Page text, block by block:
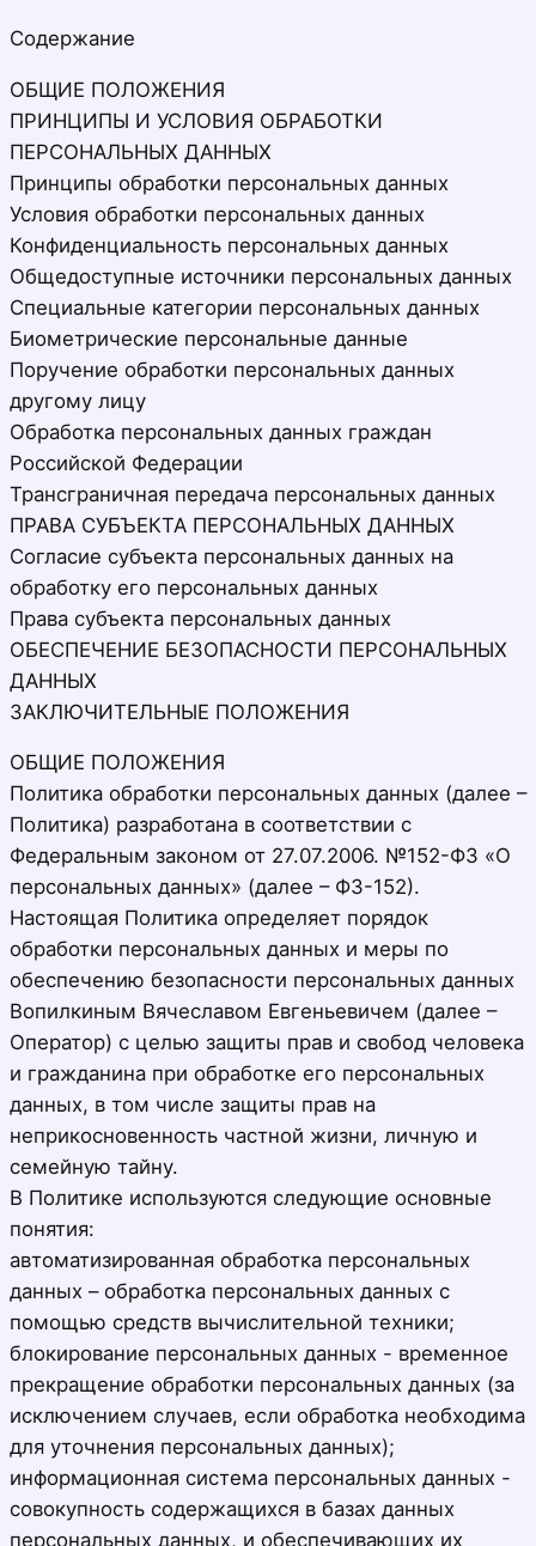
Содержание
ОБЩИЕ ПОЛОЖЕНИЯ
ПРИНЦИПЫ И УСЛОВИЯ ОБРАБОТКИ
ПЕРСОНАЛЬНЫХ ДАННЫХ
Принципы обработки персональных данных
Условия обработки персональных данных
Конфиденциальность персональных данных
Общедоступные источники персональных данных
Специальные категории персональных данных
Биометрические персональные данные
Поручение обработки персональных данных
другому лицу
Обработка персональных данных граждан
Российской Федерации
Трансграничная передача персональных данных
ПРАВА СУБЪЕКТА ПЕРСОНАЛЬНЫХ ДАННЫХ
Согласие субъекта персональных данных на
обработку его персональных данных
Права субъекта персональных данных
ОБЕСПЕЧЕНИЕ БЕЗОПАСНОСТИ ПЕРСОНАЛЬНЫХ
ДАННЫХ
ЗАКЛЮЧИТЕЛЬНЫЕ ПОЛОЖЕНИЯ
ОБЩИЕ ПОЛОЖЕНИЯ
Политика обработки персональных данных (далее –
Политика) разработана в соответствии с
Федеральным законом от 27.07.2006. №152-ФЗ «О
персональных данных» (далее – ФЗ-152).
Настоящая Политика определяет порядок
обработки персональных данных и меры по
обеспечению безопасности персональных данных
Вопилкиным Вячеславом Евгеньевичем (далее –
Оператор) с целью защиты прав и свобод человека
и гражданина при обработке его персональных
данных, в том числе защиты прав на
неприкосновенность частной жизни, личную и
семейную тайну.
В Политике используются следующие основные
понятия:
автоматизированная обработка персональных
данных – обработка персональных данных с
помощью средств вычислительной техники;
блокирование персональных данных - временное
прекращение обработки персональных данных (за
исключением случаев, если обработка необходима
для уточнения персональных данных);
информационная система персональных данных -
совокупность содержащихся в базах данных
персональных данных, и обеспечивающих их